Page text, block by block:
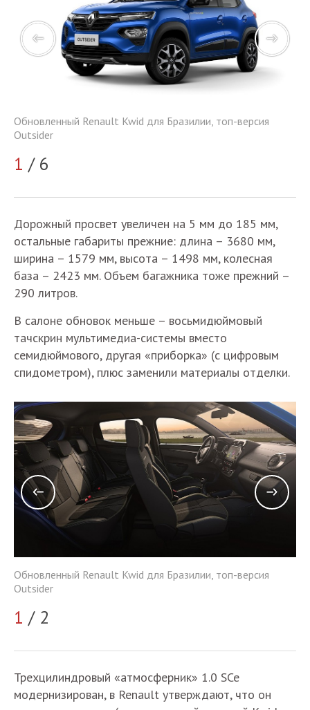
Обновленный Renault Kwid для Бразилии, топ-версия
Outsider
1 / 6
Дорожный просвет увеличен на 5 мм до 185 мм,
остальные габариты прежние: длина – 3680 мм,
ширина – 1579 мм, высота – 1498 мм, колесная
база – 2423 мм. Объем багажника тоже прежний –
290 литров.
В салоне обновок меньше – восьмидюймовый
тачскрин мультимедиа-системы вместо
семидюймового, другая «приборка» (с цифровым
спидометром), плюс заменили материалы отделки.
Обновленный Renault Kwid для Бразилии, топ-версия
Outsider
1 / 2
Трехцилиндровый «атмосферник» 1.0 SCe
модернизирован, в Renault утверждают, что он